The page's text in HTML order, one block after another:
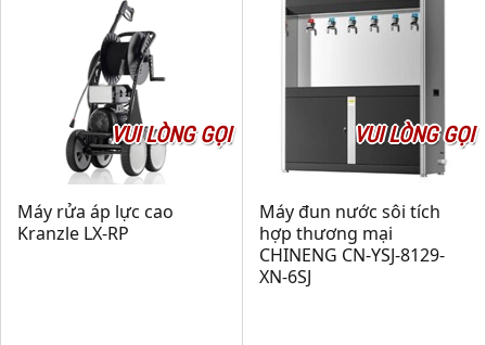
VUI LÒNG GỌI
Máy rửa áp lực cao
Kranzle LX-RP
VUI LÒNG GỌI
Máy đun nước sôi tích
hợp thương mại
CHINENG CN-YSJ-8129-
XN-6SJ